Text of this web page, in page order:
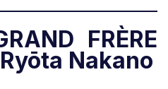
FRÈRE
Nakano